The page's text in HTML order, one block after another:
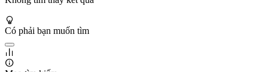
Có phải bạn muốn tìm